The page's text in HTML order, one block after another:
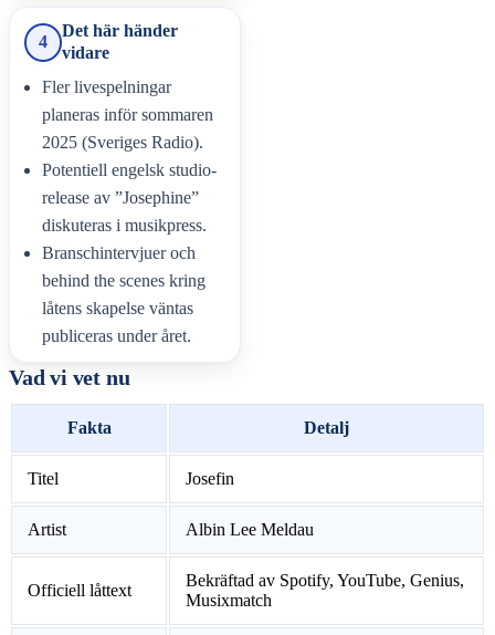
4
Det här händer
vidare
Fler livespelningar
planeras inför sommaren
2025 (Sveriges Radio).
Potentiell engelsk studio-
release av ”Josephine”
diskuteras i musikpress.
Branschintervjuer och
behind the scenes kring
låtens skapelse väntas
publiceras under året.
Vad vi vet nu
Fakta Detalj
Titel Josefin
Artist Albin Lee Meldau
Officiell låttext
Bekräftad av Spotify, YouTube, Genius,
Musixmatch